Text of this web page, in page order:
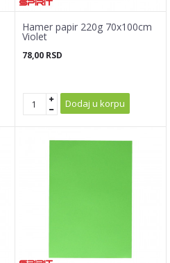
Hamer papir 220g 70x100cm
Violet
78,00 RSD
Dodaj u korpu